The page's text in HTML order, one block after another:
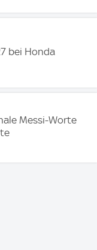
bei Honda
Messi-Worte